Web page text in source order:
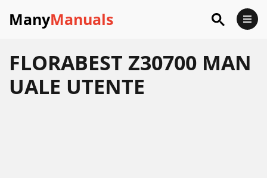
ManyManuals
FLORABEST Z30700 MAN
UALE UTENTE